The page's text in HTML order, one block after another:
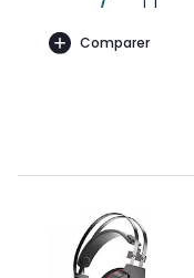
Comparer